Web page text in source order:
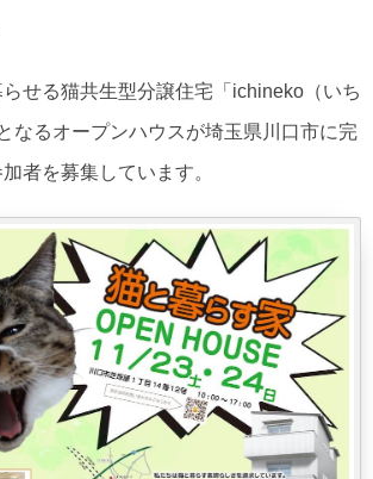
せる猫共生型分譲住宅「ichineko（いち
なるオープンハウスが埼玉県川口市に完
者を募集しています。